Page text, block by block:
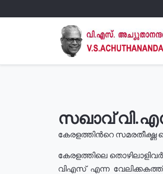
സഖാവ്
കേരളത്തിൻറെ
കേരളത്തിലെ
വിഎസ് എന്ന